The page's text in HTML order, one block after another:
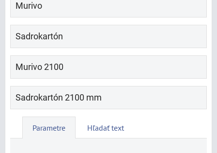
Murivo
Sadrokartón
Murivo 2100
Sadrokartón 2100 mm
Parametre Hľadať text